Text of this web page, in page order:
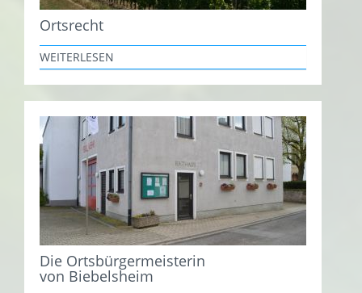
Ortsrecht
WEITERLESEN
Die Ortsbürgermeisterin
von Biebelsheim